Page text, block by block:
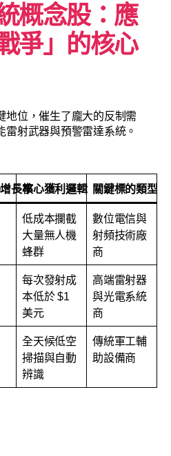
概念股：應
爭」的核心
地位，催生了龐大的反制需
射武器與預警雷達系統。
長率核心獲利邏輯 關鍵標的類型
低成本攔截
大量無人機
蜂群
數位電信與
射頻技術廠
商
每次發射成
本低於 $1
美元
高端雷射器
與光電系統
商
全天候低空
掃描與自動
辨識
傳統軍工輔
助設備商